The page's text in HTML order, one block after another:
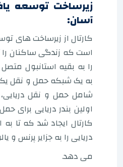
زیرساخت توسعه
آسان:
کارتال از زیرساخت های
است که زندگی ساکنان
را به بقیه استانبول
به یک شبکه حمل و نقل
شامل حمل و نقل
اولین بندر دریایی برای
کارتال ایجاد شد که تا
دریایی را به جزایر پرنس و
می دهد.